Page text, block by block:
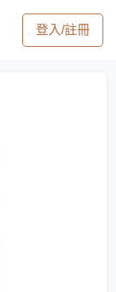
登入/註冊